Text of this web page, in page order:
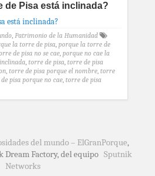
de Pisa está inclinada?
, Patrimonio de la Humanidad
la torre de pisa, porque la torre de
de pisa no se cae, porque no cae la
, torre de pisa, torre de pisa
, torre de pisa porque el nombre, torre
pisa porque no cae, torre de pisa
del mundo – ElGranPorque,
Factory, del equipo Sputnik
Networks